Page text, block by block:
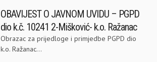
OBAVIJEST O JAVNOM UVIDU – PGPD
dio k.č. 10241 2-Mišković- k.o. Ražanac
Obrazac za prijedloge i primjedbe PGPD dio
k.o. Ražanac...